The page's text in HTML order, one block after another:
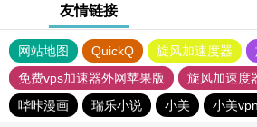
友情链接
网站地图 QuickQ 旋风加速度器
免费vps加速器外网苹果版
旋风加速度
哔咔漫画
瑞乐小说 小美 小美vpn